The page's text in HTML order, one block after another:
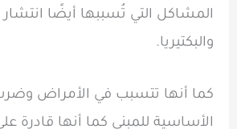
المشاكل التي تُسببها أيضًا انتشار
والبكتيريا.
كما أنها تتسبب في الأمراض وضرب
الأساسية للمبنى كما أنها قادرة